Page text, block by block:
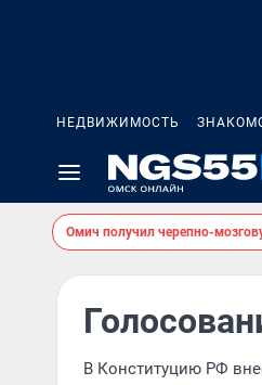
НЕДВИЖИМОСТЬ
Омич получил черепно-
В Конституцию РФ